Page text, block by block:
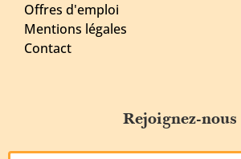
Offres d'emploi
Mentions légales
Contact
Rejoignez-nous